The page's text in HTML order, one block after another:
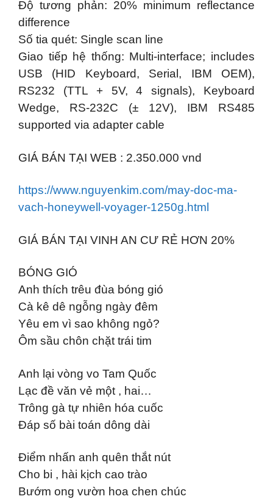
Độ tương phản: 20% minimum reflectance
difference
Số tia quét: Single scan line
Giao tiếp hệ thống: Multi-interface; includes
USB (HID Keyboard, Serial, IBM OEM),
RS232 (TTL + 5V, 4 signals), Keyboard
Wedge, RS-232C (± 12V), IBM RS485
supported via adapter cable
GIÁ BÁN TẠI WEB : 2.350.000 vnd
https://www.nguyenkim.com/may-doc-ma-
vach-honeywell-voyager-1250g.html
GIÁ BÁN TẠI VINH AN CƯ RẺ HƠN 20%
BÓNG GIÓ
Anh thích trêu đùa bóng gió
Cà kê dê ngỗng ngày đêm
Yêu em vì sao không ngỏ?
Ôm sầu chôn chặt trái tim
Anh lại vòng vo Tam Quốc
Lạc đề văn vẻ một , hai…
Trông gà tự nhiên hóa cuốc
Đáp số bài toán dông dài
Điểm nhấn anh quên thắt nút
Cho bi , hài kịch cao trào
Bướm ong vườn hoa chen chúc